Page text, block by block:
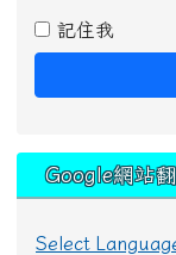
記住我
Google網站
Select